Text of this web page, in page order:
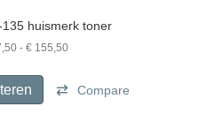
huismerk toner
- €155,50Prijsklasse:
€ 155,50
productCompare